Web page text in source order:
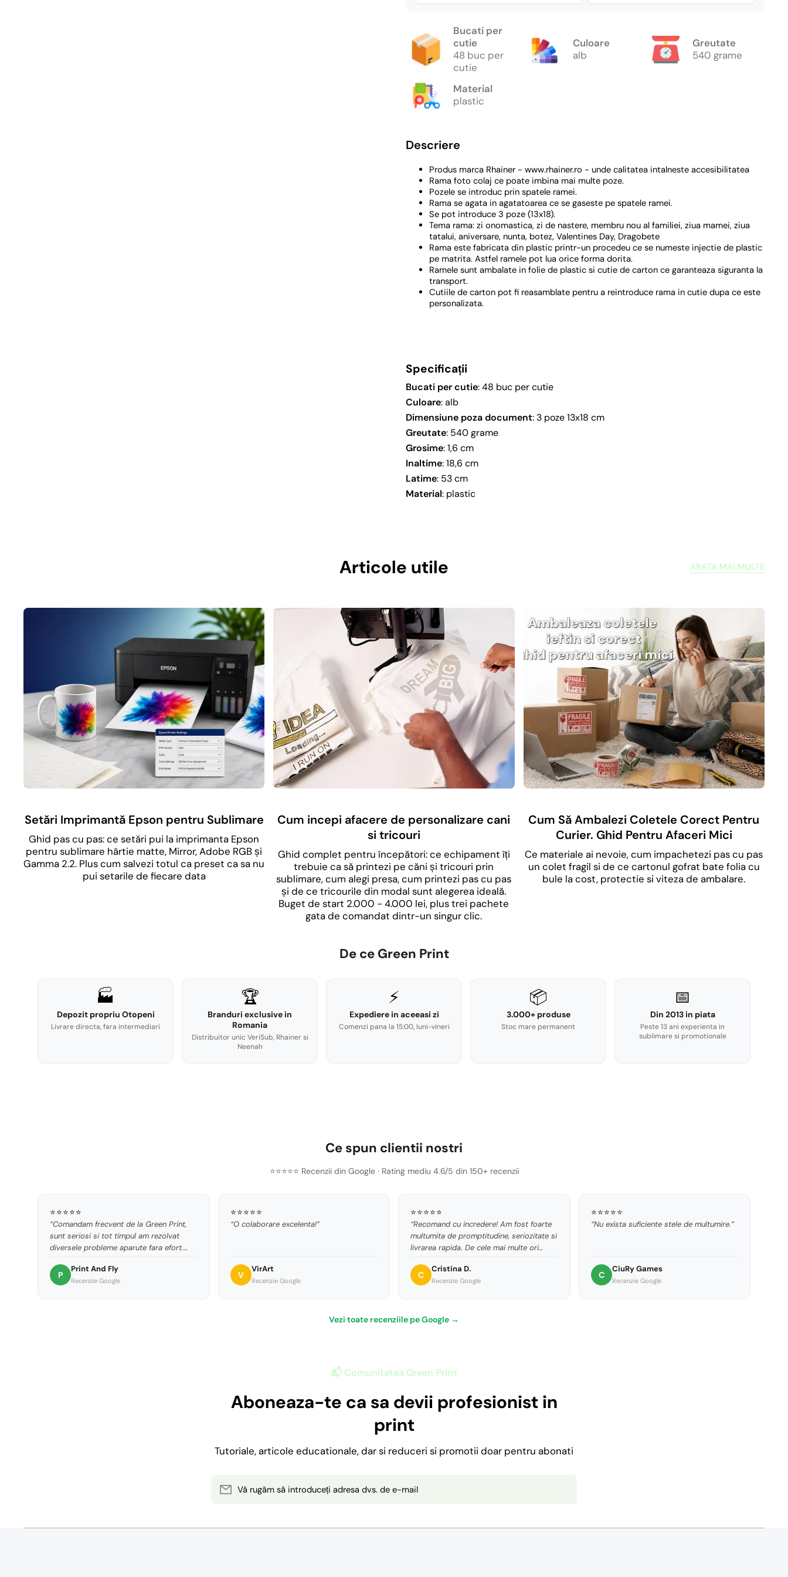
Bucati per
cutie
48 buc per
cutie
Culoare
alb
Greutate
540 grame
Material
plastic
Descriere
Produs marca Rhainer - www.rhainer.ro - unde calitatea intalneste accesibilitatea
Rama foto colaj ce poate imbina mai multe poze.
Pozele se introduc prin spatele ramei.
Rama se agata in agatatoarea ce se gaseste pe spatele ramei.
Se pot introduce 3 poze (13x18).
Tema rama: zi onomastica, zi de nastere, membru nou al familiei, ziua mamei, ziua
tatalui, aniversare, nunta, botez, Valentines Day, Dragobete
Rama este fabricata din plastic printr-un procedeu ce se numeste injectie de plastic
pe matrita. Astfel ramele pot lua orice forma dorita.
Ramele sunt ambalate in folie de plastic si cutie de carton ce garanteaza siguranta la
transport.
Cutiile de carton pot fi reasamblate pentru a reintroduce rama in cutie dupa ce este
personalizata.
Specificații
Bucati per cutie: 48 buc per cutie
Culoare: alb
Dimensiune poza document: 3 poze 13x18 cm
Greutate: 540 grame
Grosime: 1,6 cm
Inaltime: 18,6 cm
Latime: 53 cm
Material: plastic
Articole utile
Setări Imprimantă Epson pentru Sublimare
Ghid pas cu pas: ce setări pui la imprimanta Epson
pentru sublimare hârtie matte, Mirror, Adobe RGB și
Gamma 2.2. Plus cum salvezi totul ca preset ca sa nu
pui setarile de fiecare data
Cum incepi afacere de personalizare cani
si tricouri
Ghid complet pentru începători: ce echipament îți
trebuie ca să printezi pe căni și tricouri prin
sublimare, cum alegi presa, cum printezi pas cu pas
și de ce tricourile din modal sunt alegerea ideală.
Buget de start 2.000 - 4.000 lei, plus trei pachete
gata de comandat dintr-un singur clic.
Cum Să Ambalezi Coletele Corect Pentru
Curier. Ghid Pentru Afaceri Mici
Ce materiale ai nevoie, cum impachetezi pas cu pas
un colet fragil si de ce cartonul gofrat bate folia cu
bule la cost, protectie si viteza de ambalare.
ARATA MAI MULTE
De ce Green Print
🏭
Depozit propriu Otopeni
Livrare directa, fara intermediari
🏆
Branduri exclusive in
Romania
Distribuitor unic VeriSub, Rhainer si
Neenah
⚡
Expediere in aceeasi zi
Comenzi pana la 15:00, luni-vineri
📦
3.000+ produse
Stoc mare permanent
📅
Din 2013 in piata
Peste 13 ani experienta in
sublimare si promotionale
Ce spun clientii nostri
⭐⭐⭐⭐⭐ Recenzii din Google · Rating mediu 4.6/5 din 150+ recenzii
⭐⭐⭐⭐⭐
“Comandam frecvent de la Green Print,
sunt seriosi si tot timpul am rezolvat
diversele probleme aparute fara efort.
site.”
P
Print And Fly
Recenzie Google
⭐⭐⭐⭐⭐
“O colaborare excelenta!”
V
VirArt
Recenzie Google
⭐⭐⭐⭐⭐
“Recomand cu incredere! Am fost foarte
multumita de promptitudine, seriozitate si
livrarea rapida. De cele mai multe ori
produsele sunt conforme cu cele
comandate. Voi reveni cu siguranta!”
C
Cristina D.
Recenzie Google
⭐⭐⭐⭐⭐
“Nu exista suficiente stele de multumire.”
C
CiuRy Games
Recenzie Google
Vezi toate recenziile pe Google →
📬 Comunitatea Green Print
Aboneaza-te ca sa devii profesionist in
print
Tutoriale, articole educationale, dar si reduceri si promotii doar pentru abonati
Vă rugăm să introduceți adresa dvs. de e-mail